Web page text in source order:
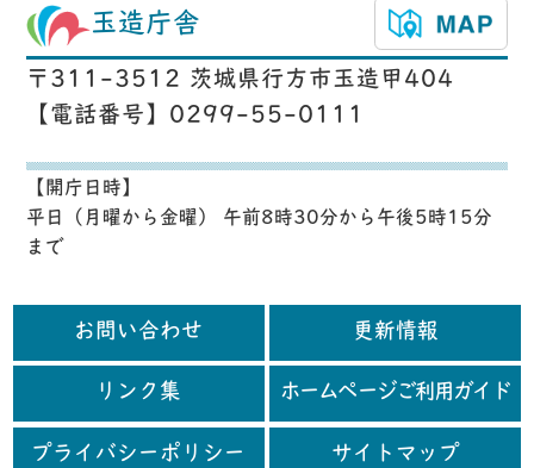
玉造庁舎
〒311-3512 茨城県行方市玉造甲404
【電話番号】0299-55-0111
【開庁日時】
平日（月曜から金曜） 午前8時30分から午後5時15分
まで
お問い合わせ 更新情報
リンク集 ホームページご利用ガイド
プライバシーポリシー サイトマップ